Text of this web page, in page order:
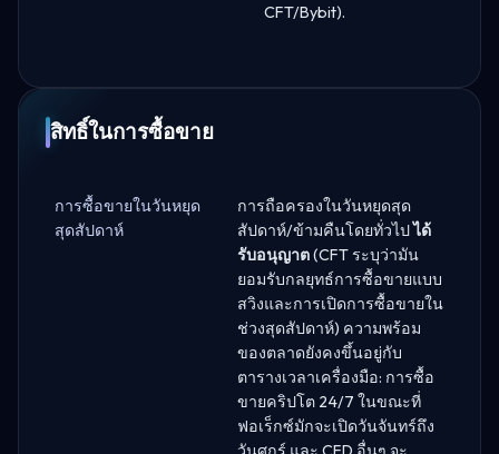
CFT/Bybit).
สิทธิ์ในการซื้อขาย
การซื้อขายในวันหยุด
สุดสัปดาห์
การถือครองในวันหยุดสุด
สัปดาห์/ข้ามคืนโดยทั่วไปได้
รับอนุญาต(CFT ระบุว่ามัน
ยอมรับกลยุทธ์การซื้อขายแบบ
สวิงและการเปิดการซื้อขายใน
ช่วงสุดสัปดาห์) ความพร้อม
ของตลาดยังคงขึ้นอยู่กับ
ตารางเวลาเครื่องมือ: การซื้อ
ขายคริปโต 24/7 ในขณะที่
ฟอเร็กซ์มักจะเปิดวันจันทร์ถึง